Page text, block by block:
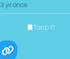
3 yıl önce
Takip Et